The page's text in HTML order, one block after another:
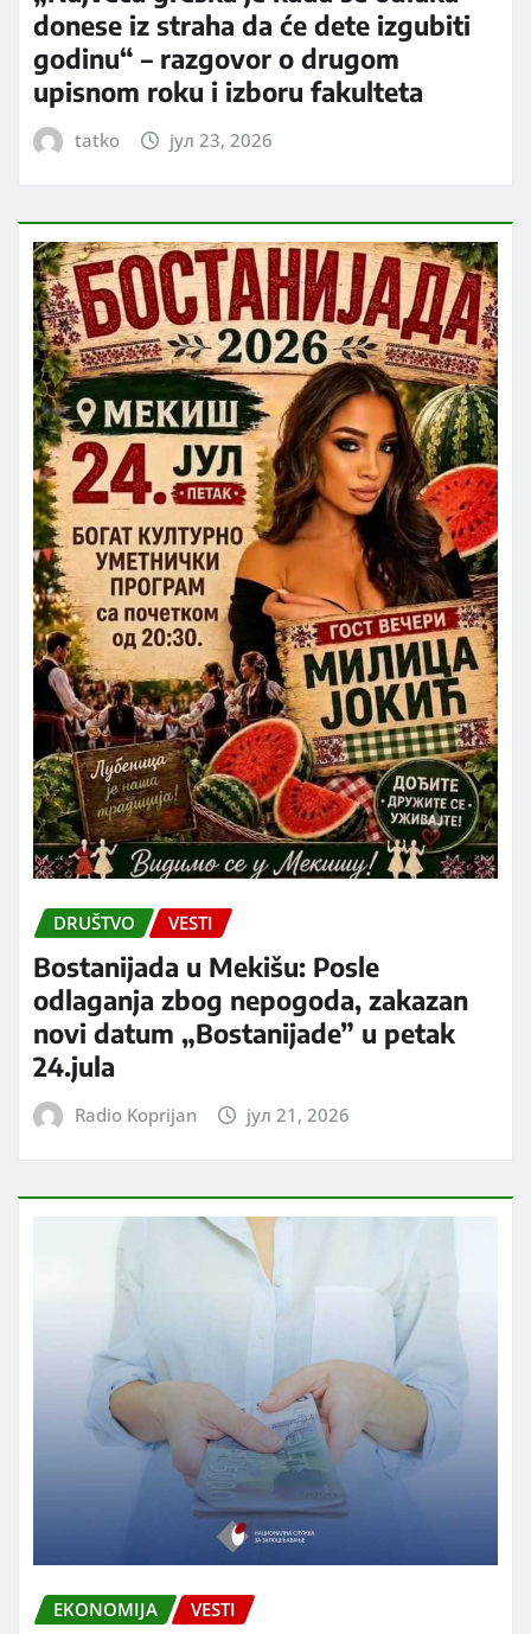
donese iz straha da će dete izgubiti
godinu“ – razgovor o drugom
upisnom roku i izboru fakulteta
tatko јул 23, 2026
DRUŠTVO VESTI
Bostanijada u Mekišu: Posle
odlaganja zbog nepogoda, zakazan
novi datum „Bostanijade” u petak
24.jula
Radio Koprijan јул 21, 2026
EKONOMIJA VESTI